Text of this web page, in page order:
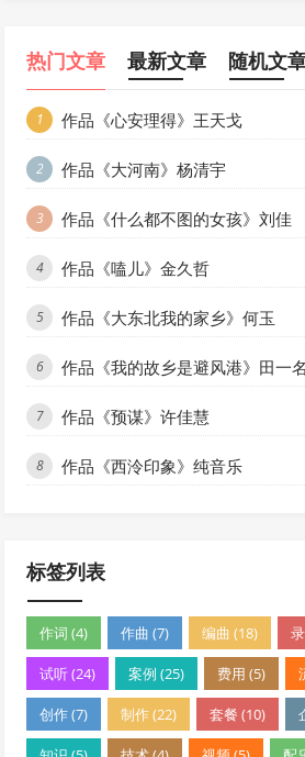
热门文章 最新文章 随机文
1 作品《心安理得》王天戈
2 作品《大河南》杨清宇
3 作品《什么都不图的女孩》刘佳
4 作品《嗑儿》金久哲
5 作品《大东北我的家乡》何玉
6 作品《我的故乡是避风港》田一名
7 作品《预谋》许佳慧
8 作品《西泠印象》纯音乐
标签列表
作词 (4) 作曲 (7) 编曲 (18)
试听 (24) 案例 (25) 费用 (5)
创作 (7) 制作 (22) 套餐 (10)